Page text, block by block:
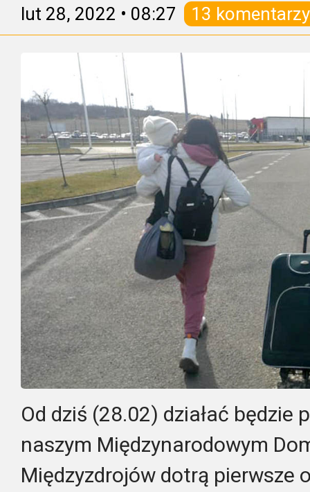
lut 28, 2022 • 08:27 13 komentarzy
Od dziś (28.02) działać będzie
naszym Międzynarodowym
Międzyzdrojów dotrą pierwsze